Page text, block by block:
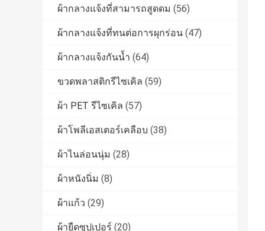
ผ้ากลางแจ้งที่สามารถสูดดม (56)
ผ้ากลางแจ้งที่ทนต่อการผุกร่อน (47)
ผ้ากลางแจ้งกันน้ำ (64)
ขวดพลาสติกรีไซเคิล (59)
ผ้า PET รีไซเคิล (57)
ผ้าโพลีเอสเตอร์เคลือบ (38)
ผ้าไนล่อนนุ่ม (28)
ผ้าหนังนิ่ม (8)
ผ้าแก้ว (29)
ผ้ายืดซุปเปอร์ (20)